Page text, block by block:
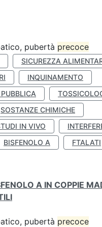
pubertà precoce
SICUREZZA
INQUINAMENTO
SOSTANZE CHIMICHE
IN VIVO
BISFENOLO A
FTALATI
A IN COPPIE
pubertà precoce